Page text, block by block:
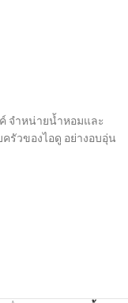
จำหน่ายน้ำหอมและ
รัวของไอดู อย่างอบอุ่น